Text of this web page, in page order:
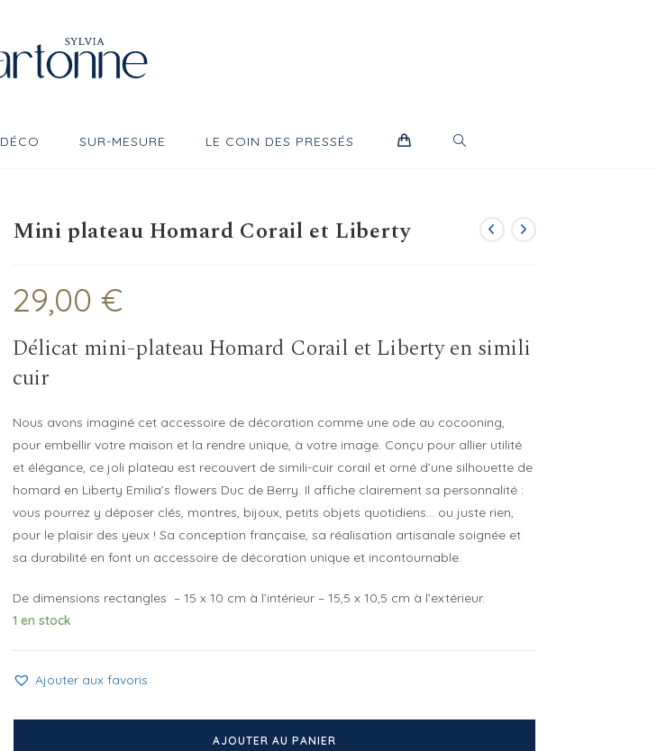
DÉCO SUR-MESURE LE COIN DES PRESSÉS TOGGLE
Mini plateau Homard Corail et Liberty
29,00 €
Délicat mini-plateau Homard Corail et Liberty en simili
cuir
Nous avons imaginé cet accessoire de décoration comme une ode au cocooning,
pour embellir votre maison et la rendre unique, à votre image. Conçu pour allier utilité
et élégance, ce joli plateau est recouvert de simili-cuir corail et orné d’une silhouette de
homard en Liberty Emilia’s flowers Duc de Berry. Il affiche clairement sa personnalité :
vous pourrez y déposer clés, montres, bijoux, petits objets quotidiens… ou juste rien,
pour le plaisir des yeux ! Sa conception française, sa réalisation artisanale soignée et
sa durabilité en font un accessoire de décoration unique et incontournable.
De dimensions rectangles – 15 x 10 cm à l’intérieur – 15,5 x 10,5 cm à l’extérieur.
1 en stock
Ajouter aux favoris
AJOUTER AU PANIER